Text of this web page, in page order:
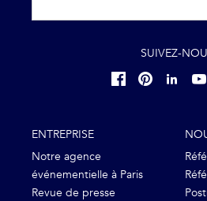
SUIVEZ-
ENTREPRISE
Notre agence
événementielle à Paris
Revue de presse